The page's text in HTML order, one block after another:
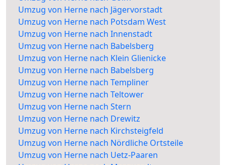
Umzug von Herne nach Jägervorstadt
Umzug von Herne nach Potsdam West
Umzug von Herne nach Innenstadt
Umzug von Herne nach Babelsberg
Umzug von Herne nach Klein Glienicke
Umzug von Herne nach Babelsberg
Umzug von Herne nach Templiner
Umzug von Herne nach Teltower
Umzug von Herne nach Stern
Umzug von Herne nach Drewitz
Umzug von Herne nach Kirchsteigfeld
Umzug von Herne nach Nördliche Ortsteile
Umzug von Herne nach Uetz-Paaren